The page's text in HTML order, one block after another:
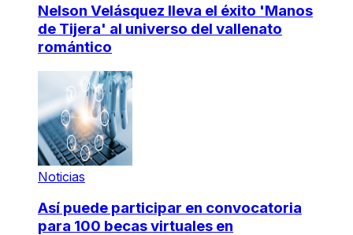
Nelson Velásquez lleva el éxito 'Manos
de Tijera' al universo del vallenato
romántico
Noticias
Así puede participar en convocatoria
para 100 becas virtuales en